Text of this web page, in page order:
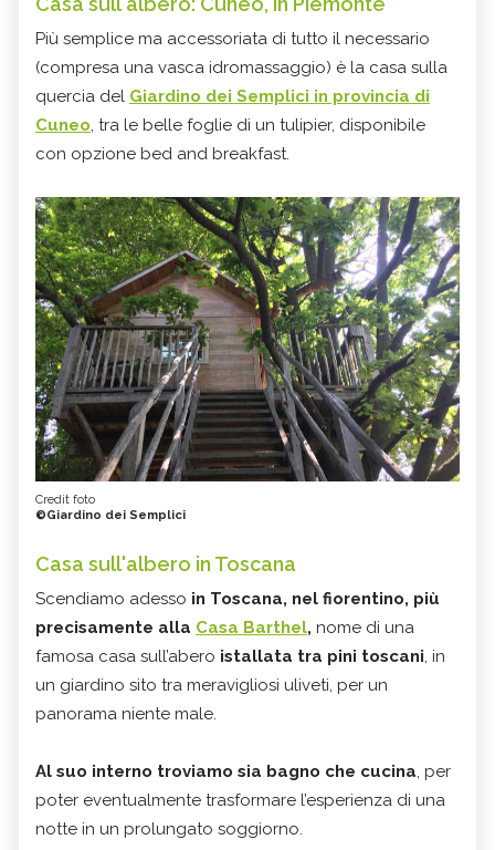
Più semplice ma accessoriata di tutto il necessario
(compresa una vasca idromassaggio) è la casa sulla
quercia del Giardino dei Semplici in provincia di
Cuneo, tra le belle foglie di un tulipier, disponibile
con opzione bed and breakfast.
Credit foto
©Giardino dei Semplici
Casa sull'albero in Toscana
Scendiamo adesso in Toscana, nel fiorentino, più
precisamente alla Casa Barthel, nome di una
famosa casa sull’abero istallata tra pini toscani, in
un giardino sito tra meravigliosi uliveti, per un
panorama niente male.
Al suo interno troviamo sia bagno che cucina, per
poter eventualmente trasformare l’esperienza di una
notte in un prolungato soggiorno.